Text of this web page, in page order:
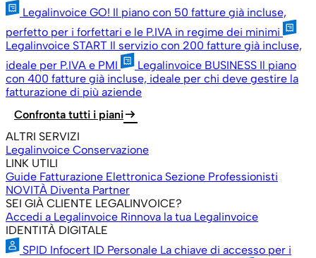
Legalinvoice GO! Il piano con 50 fatture già incluse,
perfetto per i forfettari e le P.IVA in regime dei minimi
Legalinvoice START Il servizio con 200 fatture già incluse,
ideale per P.IVA e PMI
Legalinvoice BUSINESS Il piano
con 400 fatture già incluse, ideale per chi deve gestire la
fatturazione di più aziende
Confronta tutti i pianiarrow_right_alt
ALTRI SERVIZI
Legalinvoice Conservazione
LINK UTILI
Guide Fatturazione Elettronica Sezione Professionisti
NOVITÀ Diventa Partner
SEI GIÀ CLIENTE LEGALINVOICE?
Accedi a Legalinvoice Rinnova la tua Legalinvoice
IDENTITÀ DIGITALE
SPID Infocert ID Personale La chiave di accesso per i